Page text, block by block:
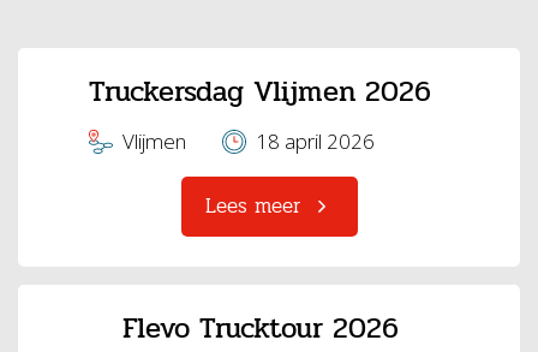
Truckersdag Vlijmen 2026
Vlijmen 18 april 2026
Lees meer
Flevo Trucktour 2026